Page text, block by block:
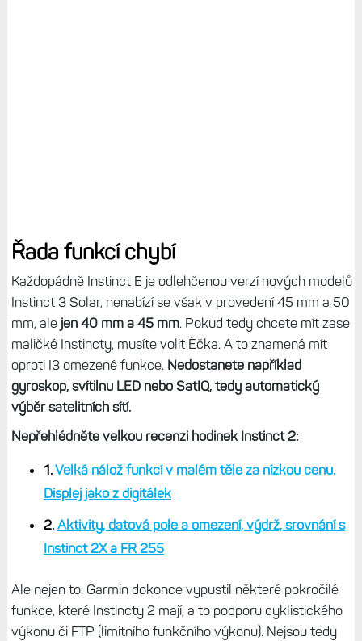
Řada funkcí chybí
Každopádně Instinct E je odlehčenou verzí nových modelů
Instinct 3 Solar, nenabízí se však v provedení 45 mm a 50
mm, ale jen 40 mm a 45 mm. Pokud tedy chcete mít zase
maličké Instincty, musíte volit Éčka. A to znamená mít
oproti I3 omezené funkce. Nedostanete například
gyroskop, svítilnu LED nebo SatIQ, tedy automatický
výběr satelitních sítí.
Nepřehlédněte velkou recenzi hodinek Instinct 2:
1.Velká nálož funkcí v malém těle za nízkou cenu.
Displej jako z digitálek
2. Aktivity, datová pole a omezení, výdrž, srovnání s
Instinct 2X a FR 255
Ale nejen to. Garmin dokonce vypustil některé pokročilé
funkce, které Instincty 2 mají, a to podporu cyklistického
výkonu či FTP (limitního funkčního výkonu). Nejsou tedy